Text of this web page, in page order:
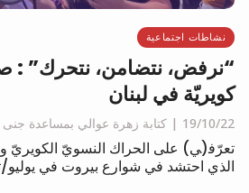
نشاطات اجتماعية
“نرفض، نتضامن، نتحرك” :
كويريّة في لبنان
19/10/22 كتابة زهرة عوالي بمساعدة
تعرّﻓ(ﻲ) على الحراك النسويّ الكويريّ
الذي احتشد في شوارع بيروت في يوليو/